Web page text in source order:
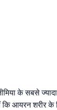
के सबसे
आयरन शरीर के